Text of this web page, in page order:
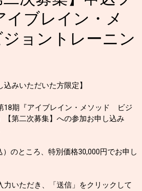
イブレイン・メ
ョントレーニン
込みいただいた方限定】
18期『アイブレイン・メソッド ビジ
【第二次募集】への参加お申し込み
のところ、特別価格30,000円でお申し
力いただき、「送信」をクリックして